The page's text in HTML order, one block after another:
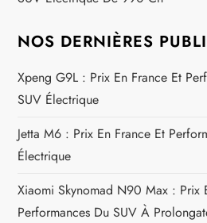
r
t
i
c
l
e
NOS DERNIÈRES
Xpeng G9L : Prix En France Et
SUV Électrique
Jetta M6 : Prix En France Et
Électrique
Xiaomi Skynomad N90 Max : Prix
Performances Du SUV À